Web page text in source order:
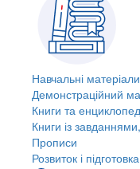
Навчальні
Демонстраційний
Книги та
Книги із
Прописи
Розвиток і